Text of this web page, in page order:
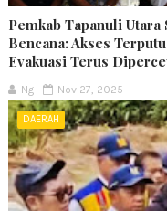
Pemkab Tapanuli
Bencana: Akses
Evakuasi Terus
Ng Nov 27, 2025
DAERAH